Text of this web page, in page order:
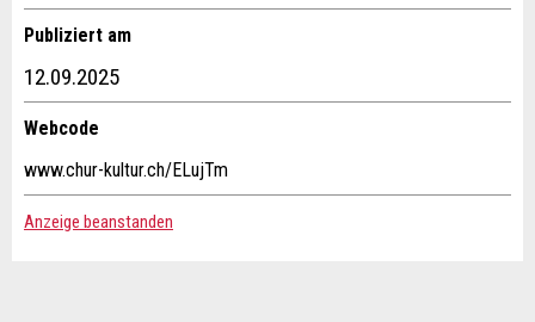
* Eingabe erforderlich
Verfassen Sie eine Nachricht für die Kontaktpersonen dieser
Publiziert am
12.09.2025
Webcode
www.chur-kultur.ch/ELujTm
Anzeige beanstanden